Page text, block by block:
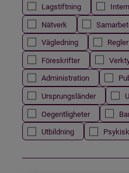
Lagstiftning
Nätverk
Vägledning
Regler
Föreskrifter
Administration
Ursprungsländer
Oegentligheter
Utbildning